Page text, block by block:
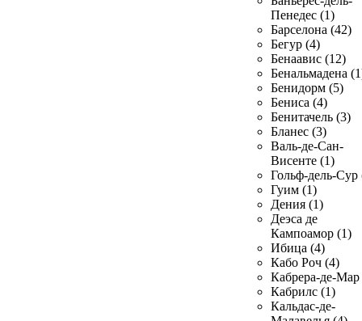
Пенедес (1)
Барселона (42)
Бегур (4)
Бенаавис (12)
Бенальмадена
Бенидорм (5)
Бениса (4)
Бенитачель (3)
Бланес (3)
Валь-де-Сан-
Висенте (1)
Гольф-дель-Сур
Гуим (1)
Дения (1)
Деэса де
Кампоамор (1)
Ибица (4)
Кабо Роч (4)
Кабрера-де-Мар
Кабрилс (1)
Кальдас-де-